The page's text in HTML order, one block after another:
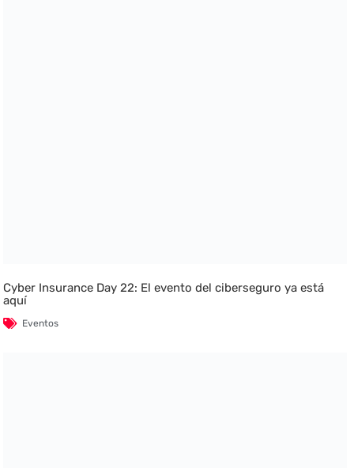
Cyber Insurance Day 22: El evento del ciberseguro ya está
aquí
Eventos